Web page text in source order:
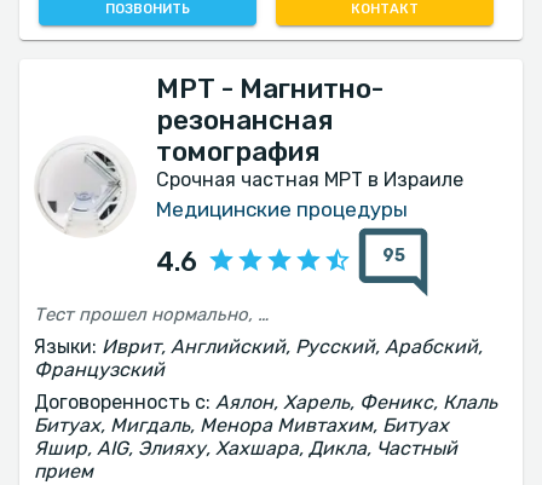
ПОЗВОНИТЬ КОНТАКТ
МРТ - Магнитно-
резонансная
томография
Срочная частная МРТ в Израиле
Медицинские процедуры
4.6 95
Тест прошел нормально, но я жду ответа уже больше месяца
Языки: Иврит, Английский, Русский, Арабский,
Французский
Договоренность с: Аялон, Харель, Феникс, Клаль
Битуах, Мигдаль, Менора Мивтахим, Битуах
Яшир, AIG, Элияху, Хахшара, Дикла, Частный
прием